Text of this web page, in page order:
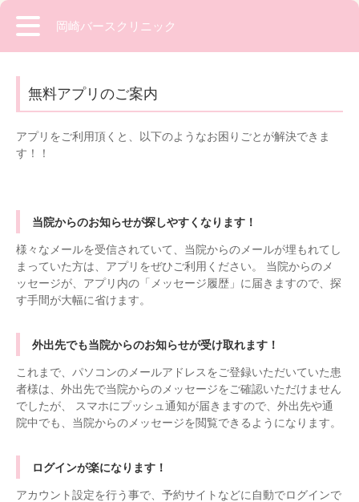
岡崎バースクリニック
無料アプリのご案内
アプリをご利用頂くと、以下のようなお困りごとが解決できま
す！！
当院からのお知らせが探しやすくなります！
様々なメールを受信されていて、当院からのメールが埋もれてし
まっていた方は、アプリをぜひご利用ください。 当院からのメ
ッセージが、アプリ内の「メッセージ履歴」に届きますので、探
す手間が大幅に省けます。
外出先でも当院からのお知らせが受け取れます！
これまで、パソコンのメールアドレスをご登録いただいていた患
者様は、外出先で当院からのメッセージをご確認いただけません
でしたが、 スマホにプッシュ通知が届きますので、外出先や通
院中でも、当院からのメッセージを閲覧できるようになります。
ログインが楽になります！
アカウント設定を行う事で、予約サイトなどに自動でログインで